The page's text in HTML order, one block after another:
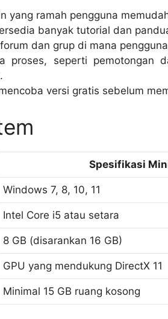
yang ramah pengguna
banyak tutorial dan
dan grup di mana
proses, seperti pemotongan
versi gratis sebelum
Spesifikasi
Windows 7, 8, 10, 11
Intel Core i5 atau setara
8 GB (disarankan 16 GB)
GPU yang mendukung DirectX 11
Minimal 15 GB ruang kosong